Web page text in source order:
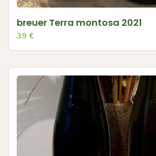
breuer Terra montosa 2021
39 €